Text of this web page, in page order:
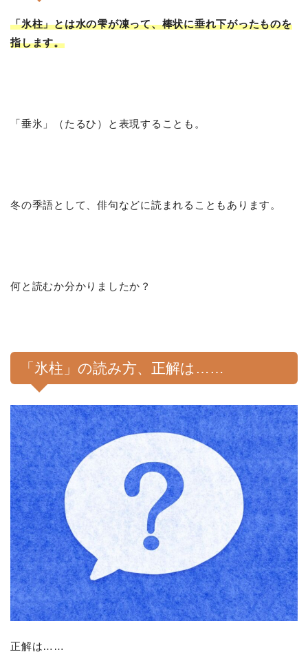
「氷柱」とは水の雫が凍って、棒状に垂れ下がったものを
指します。
「垂氷」（たるひ）と表現することも。
冬の季語として、俳句などに読まれることもあります。
何と読むか分かりましたか？
「氷柱」の読み方、正解は……
正解は……